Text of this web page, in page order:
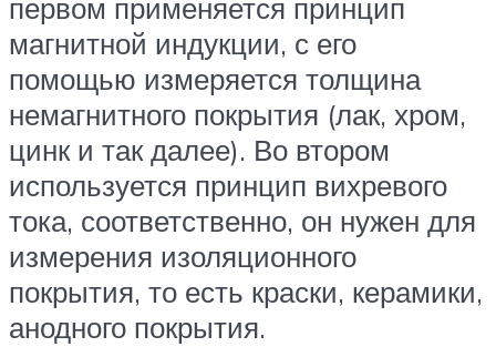
первом применяется принцип
магнитной индукции, с его
помощью измеряется толщина
немагнитного покрытия (лак, хром,
цинк и так далее). Во втором
используется принцип вихревого
тока, соответственно, он нужен для
измерения изоляционного
покрытия, то есть краски, керамики,
анодного покрытия.